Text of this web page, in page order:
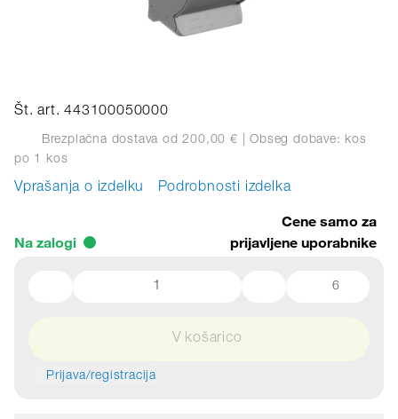
Št. art. 443100050000
Brezplačna dostava od 200,00 € | Obseg dobave: kos
po 1 kos
Vprašanja o izdelku Podrobnosti izdelka
Na zalogi
Cene samo za
prijavljene uporabnike
6
V košarico
Prijava/registracija